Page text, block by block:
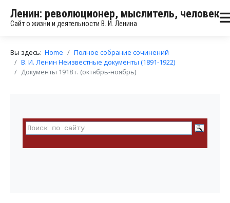
Ленин: революционер, мыслитель, человек
Сайт о жизни и деятельности В. И. Ленина
Вы здесь: Home
Полное собрание сочинений
В. И. Ленин Неизвестные документы (1891-1922)
Документы 1918 г. (октябрь-ноябрь)